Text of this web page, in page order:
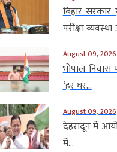
बिहार सरकार
परीक्षा
August 09, 2026
भोपाल निवास
‘हर घर...
August 09, 2026
देहरादून में
में...